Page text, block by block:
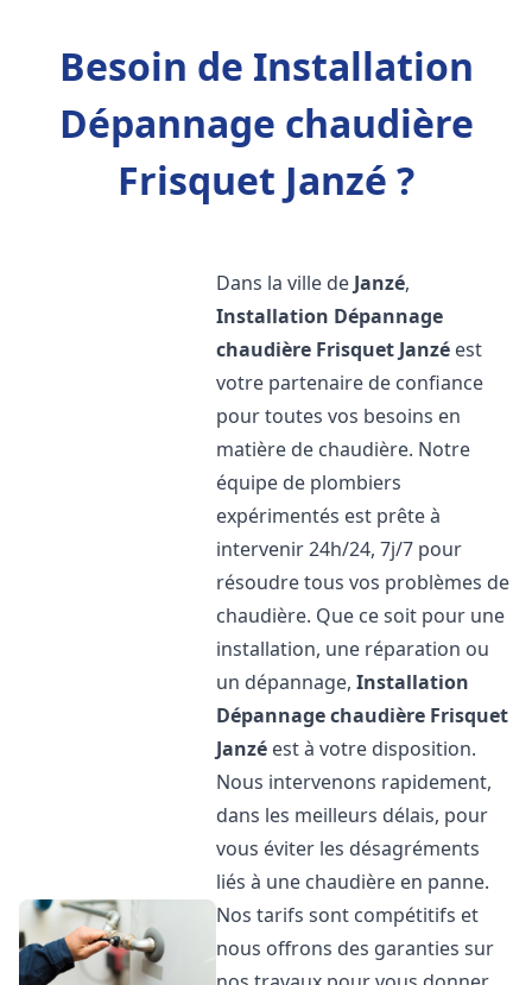
Besoin de Installation
Dépannage chaudière
Frisquet Janzé ?
Dans la ville de Janzé,
Installation Dépannage
chaudière Frisquet Janzé est
votre partenaire de confiance
pour toutes vos besoins en
matière de chaudière. Notre
équipe de plombiers
expérimentés est prête à
intervenir 24h/24, 7j/7 pour
résoudre tous vos problèmes de
chaudière. Que ce soit pour une
installation, une réparation ou
un dépannage,Installation
Dépannage chaudière Frisquet
Janzé est à votre disposition.
Nous intervenons rapidement,
dans les meilleurs délais, pour
vous éviter les désagréments
liés à une chaudière en panne.
Nos tarifs sont compétitifs et
nous offrons des garanties sur